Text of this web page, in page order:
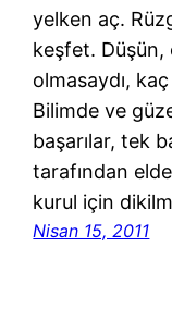
yelken aç.
keşfet. Düşün,
olmasaydı,
Bilimde ve
başarılar, tek
tarafından
kurul için
Nisan 15, 2011